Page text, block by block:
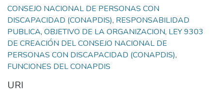
CONSEJO NACIONAL DE PERSONAS CON
DISCAPACIDAD (CONAPDIS), RESPONSABILIDAD
PUBLICA, OBJETIVO DE LA ORGANIZACION, LEY 9303
DE CREACIÓN DEL CONSEJO NACIONAL DE
PERSONAS CON DISCAPACIDAD (CONAPDIS),
FUNCIONES DEL CONAPDIS
URI